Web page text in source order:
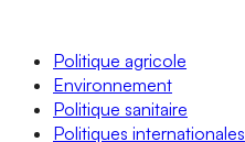
Politique agricole
Environnement
Politique sanitaire
Politiques internationales